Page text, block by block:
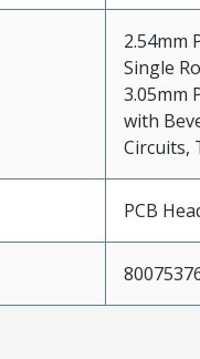
2.54mm
Single
3.05mm
with
Circuits,
PCB